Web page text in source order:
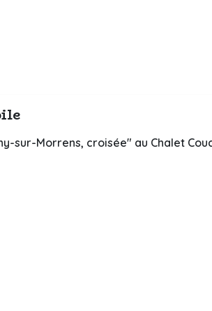
sur-Morrens, croisée" au Chalet